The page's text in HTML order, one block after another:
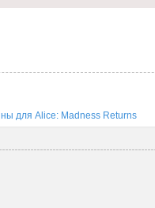
для Alice: Madness Returns